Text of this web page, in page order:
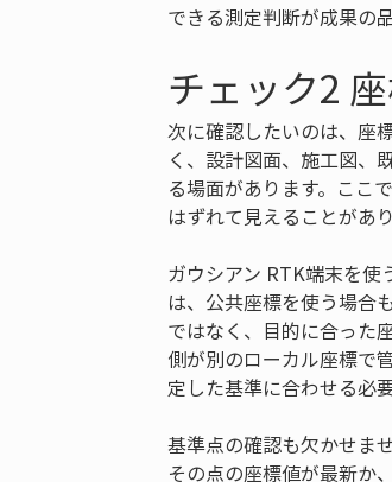
できる測定判断が成果の
チェック2
次に確認したいのは、座
く、設計図面、施工図、
る場面があります。ここ
はずれて見えることがあり
ガウシアン RTK端末を使
は、公共座標を使う場合
ではなく、目的に合った
側が別のローカル座標で
定した基準に合わせる必
基準点の確認も欠かせま
その点の座標値が最新か